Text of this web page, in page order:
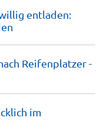
entladen:
Reifenplatzer -
im